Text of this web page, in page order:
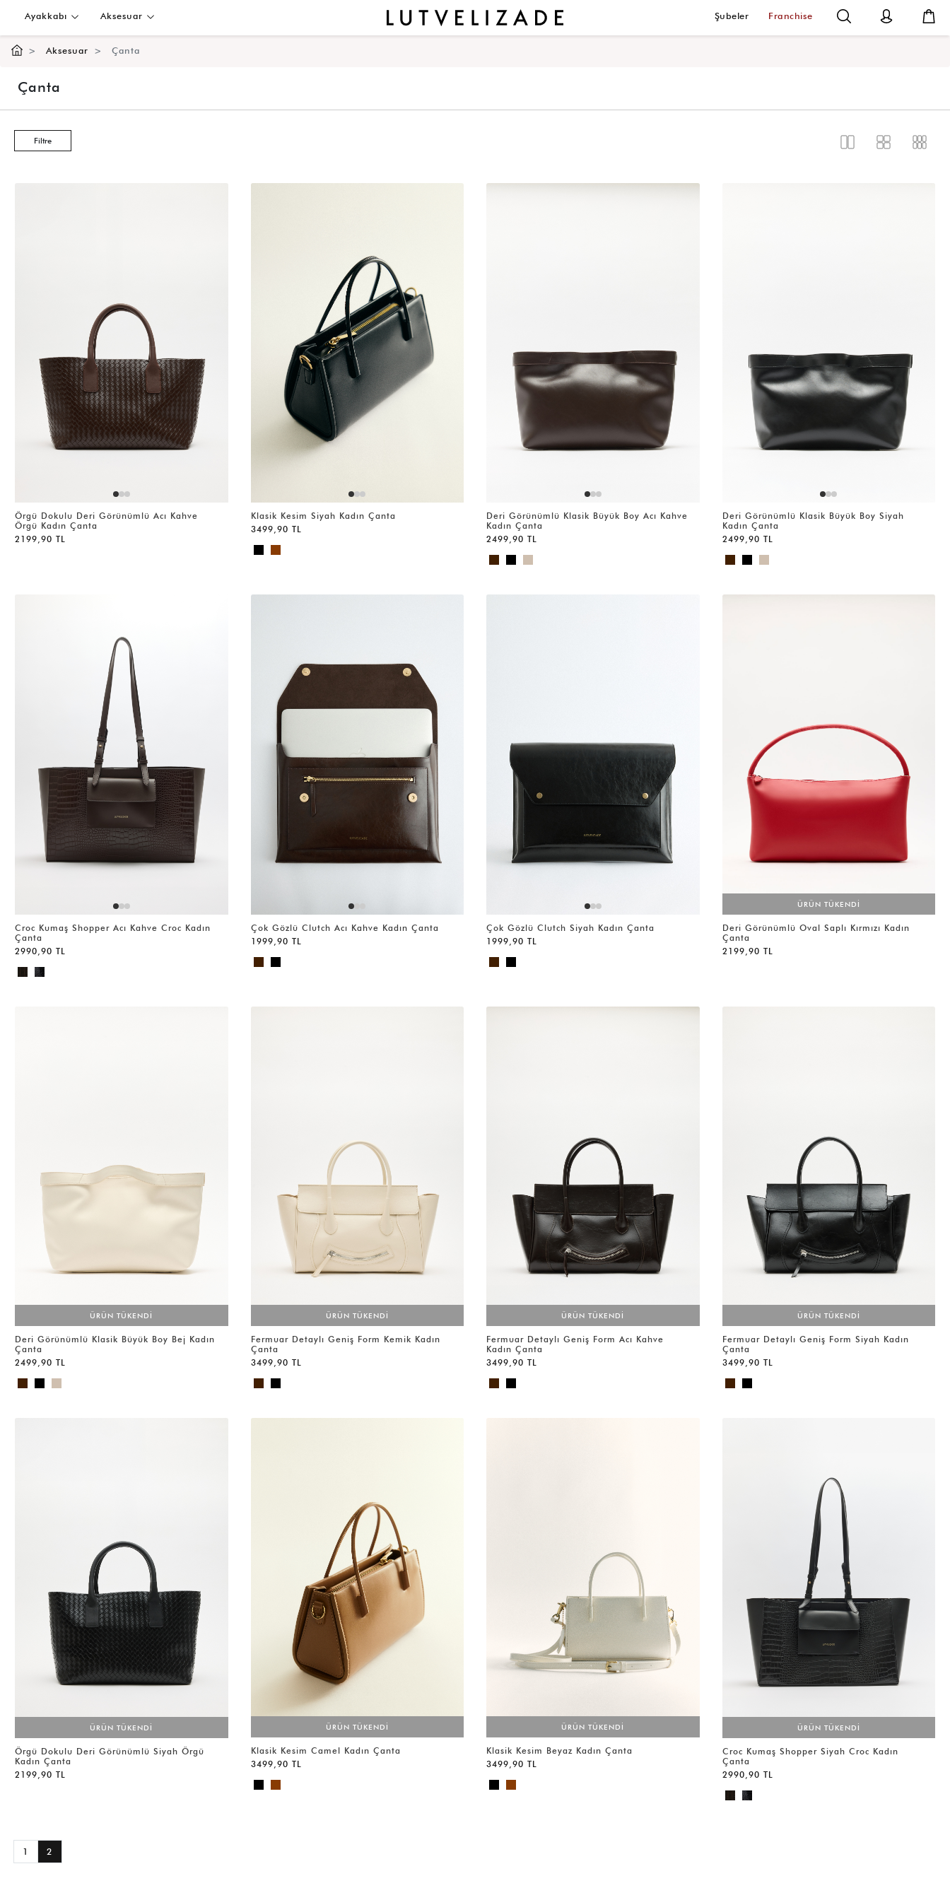
Ayakkabı Aksesuar Şubeler Franchise
Aksesuar Çanta
Çanta
Filtre
Örgü Dokulu Deri Görünümlü Acı Kahve
Örgü Kadın Çanta
2199,90 TL
Klasik Kesim Siyah Kadın Çanta
3499,90 TL
Deri Görünümlü Klasik Büyük Boy Acı Kahve
Kadın Çanta
2499,90 TL
Deri Görünümlü Klasik Büyük Boy Siyah
Kadın Çanta
2499,90 TL
Croc Kumaş Shopper Acı Kahve Croc Kadın
Çanta
2990,90 TL
Çok Gözlü Clutch Acı Kahve Kadın Çanta
1999,90 TL
Çok Gözlü Clutch Siyah Kadın Çanta
1999,90 TL
ÜRÜN TÜKENDİ
Deri Görünümlü Oval Saplı Kırmızı Kadın
Çanta
2199,90 TL
ÜRÜN TÜKENDİ
Deri Görünümlü Klasik Büyük Boy Bej Kadın
Çanta
2499,90 TL
ÜRÜN TÜKENDİ
Fermuar Detaylı Geniş Form Kemik Kadın
Çanta
3499,90 TL
ÜRÜN TÜKENDİ
Fermuar Detaylı Geniş Form Acı Kahve
Kadın Çanta
3499,90 TL
ÜRÜN TÜKENDİ
Fermuar Detaylı Geniş Form Siyah Kadın
Çanta
3499,90 TL
ÜRÜN TÜKENDİ
Örgü Dokulu Deri Görünümlü Siyah Örgü
Kadın Çanta
2199,90 TL
ÜRÜN TÜKENDİ
Klasik Kesim Camel Kadın Çanta
3499,90 TL
ÜRÜN TÜKENDİ
Klasik Kesim Beyaz Kadın Çanta
3499,90 TL
ÜRÜN TÜKENDİ
Croc Kumaş Shopper Siyah Croc Kadın
Çanta
2990,90 TL
1 2